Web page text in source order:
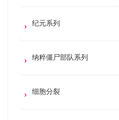
纪元系列
纳粹僵尸部队系列
细胞分裂